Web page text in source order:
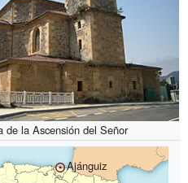
de la Ascensión del Señor
Ajánguiz